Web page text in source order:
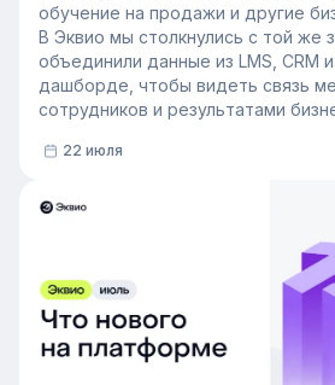
обучение на продажи и другие
В Эквио мы столкнулись с той же
объединили данные из LMS, CRM
дашборде, чтобы видеть связь
сотрудников и результатами
22 июля